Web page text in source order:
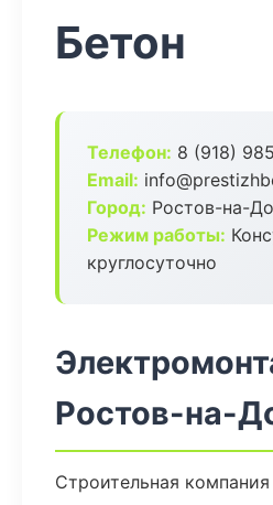
Бетон
Телефон: 8 (918)
Email:
Город: Ростов-на-
Режим работы:
круглосуточно
Ростов-на-
Строительная